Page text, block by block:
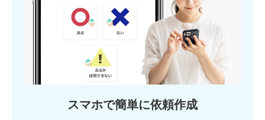
スマホで簡単に依頼作成